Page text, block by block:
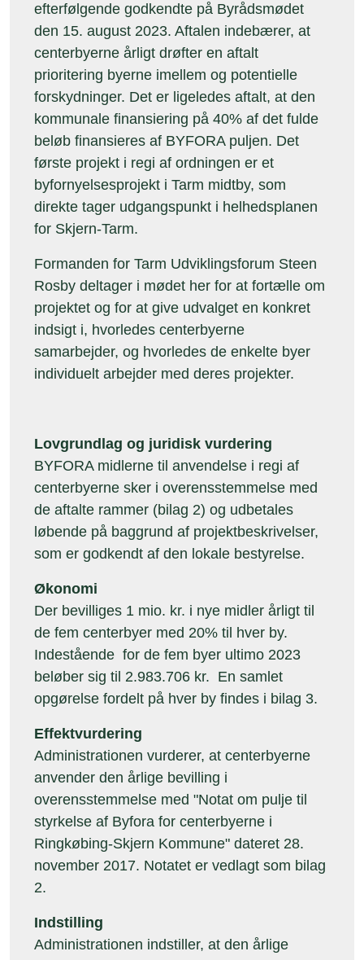
efterfølgende godkendte på Byrådsmødet
den 15. august 2023. Aftalen indebærer, at
centerbyerne årligt drøfter en aftalt
prioritering byerne imellem og potentielle
forskydninger. Det er ligeledes aftalt, at den
kommunale finansiering på 40% af det fulde
beløb finansieres af BYFORA puljen. Det
første projekt i regi af ordningen er et
byfornyelsesprojekt i Tarm midtby, som
direkte tager udgangspunkt i helhedsplanen
for Skjern-Tarm.
Formanden for Tarm Udviklingsforum Steen
Rosby deltager i mødet her for at fortælle om
projektet og for at give udvalget en konkret
indsigt i, hvorledes centerbyerne
samarbejder, og hvorledes de enkelte byer
individuelt arbejder med deres projekter.
Lovgrundlag og juridisk vurdering
BYFORA midlerne til anvendelse i regi af
centerbyerne sker i overensstemmelse med
de aftalte rammer (bilag 2) og udbetales
løbende på baggrund af projektbeskrivelser,
som er godkendt af den lokale bestyrelse.
Økonomi
Der bevilliges 1 mio. kr. i nye midler årligt til
de fem centerbyer med 20% til hver by.
Indestående for de fem byer ultimo 2023
beløber sig til 2.983.706 kr. En samlet
opgørelse fordelt på hver by findes i bilag 3.
Effektvurdering
Administrationen vurderer, at centerbyerne
anvender den årlige bevilling i
overensstemmelse med "Notat om pulje til
styrkelse af Byfora for centerbyerne i
Ringkøbing-Skjern Kommune" dateret 28.
november 2017. Notatet er vedlagt som bilag
2.
Indstilling
Administrationen indstiller, at den årlige